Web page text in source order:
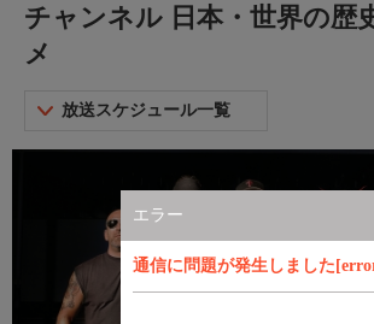
エラー
通信に問題が発生しました
チャンネル 日本・世界の歴
メ
放送スケジュール一覧